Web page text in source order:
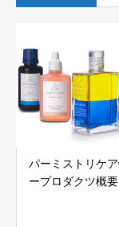
パーミストリケ
ープロダクツ概要